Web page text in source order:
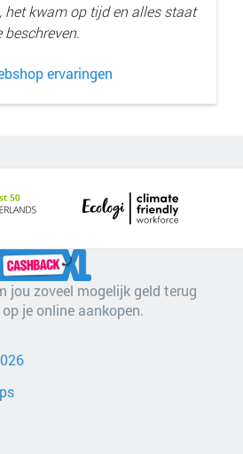
het kwam op tijd en alles staat
ervaringen
jou zoveel mogelijk geld terug
je online aankopen.